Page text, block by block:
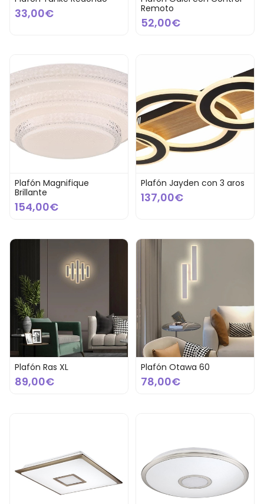
33,00€
Remoto
52,00€
Plafón Magnifique
Brillante
154,00€
Plafón Jayden con 3 aros
137,00€
Plafón Ras XL
89,00€
Plafón Otawa 60
78,00€